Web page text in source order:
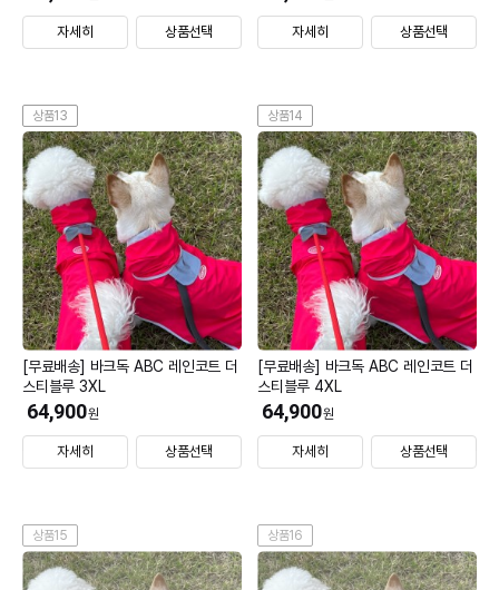
자세히 상품선택 자세히 상품선택
상품13
[무료배송] 바크독 ABC 레인코트 더
스티블루 3XL
64,900원
자세히 상품선택
상품14
[무료배송] 바크독 ABC 레인코트 더
스티블루 4XL
64,900원
자세히 상품선택
상품15 상품16